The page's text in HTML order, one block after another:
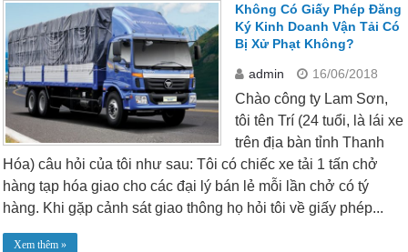
Không Có Giấy Phép Đăng
Ký Kinh Doanh Vận Tải Có
Bị Xử Phạt Không?
admin 16/06/2018
Chào công ty Lam Sơn,
tôi tên Trí (24 tuổi, là lái xe
trên địa bàn tỉnh Thanh
Hóa) câu hỏi của tôi như sau: Tôi có chiếc xe tải 1 tấn chở
hàng tạp hóa giao cho các đại lý bán lẻ mỗi lần chở có tý
hàng. Khi gặp cảnh sát giao thông họ hỏi tôi về giấy phép...
Xem thêm »